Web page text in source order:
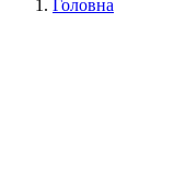
Головна